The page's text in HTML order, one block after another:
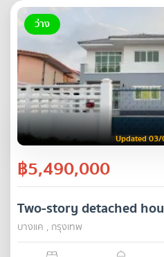
ว่าง
Updated
฿5,490,000
Two-story detached
บางแค , กรุงเทพ